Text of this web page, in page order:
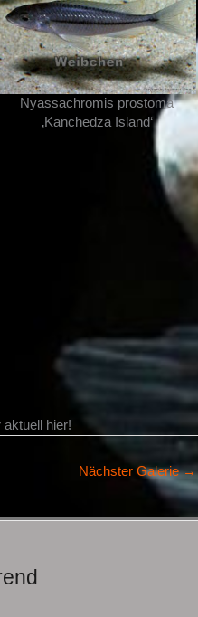
Nyassachromis prostoma
‚Kanchedza Island‘
hier!
Nächster Galerie→